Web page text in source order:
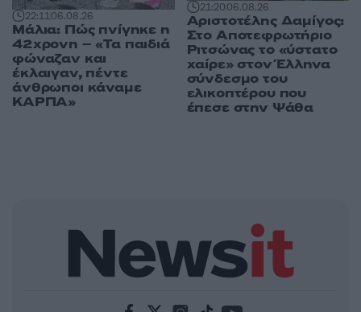
22:1106.08.26
Μάλια: Πώς πνίγηκε η
42χρονη – «Τα παιδιά
φώναζαν και
έκλαιγαν, πέντε
άνθρωποι κάναμε
ΚΑΡΠΑ»
21:2006.08.26
Αριστοτέλης Δαμίγος:
Στο Αποτεφρωτήριο
Ριτσώνας το «ύστατο
χαίρε» στον Έλληνα
σύνδεσμο του
ελικοπτέρου που
έπεσε στην Ψάθα